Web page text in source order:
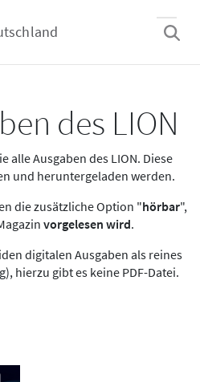
des LION
alle Ausgaben des LION. Diese
und heruntergeladen werden.
die zusätzliche Option "hörbar",
vorgelesen wird.
digitalen Ausgaben als reines
hierzu gibt es keine PDF-Datei.